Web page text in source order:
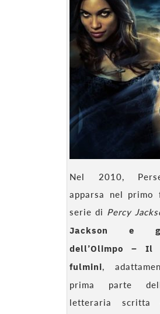
Nel 2010,
apparsa nel primo
serie di Percy
Jackson e
dell’Olimpo – Il
fulmini,
prima parte
letteraria